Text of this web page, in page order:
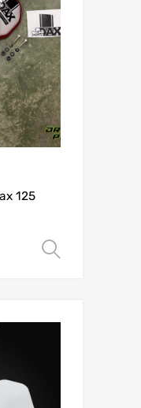
125